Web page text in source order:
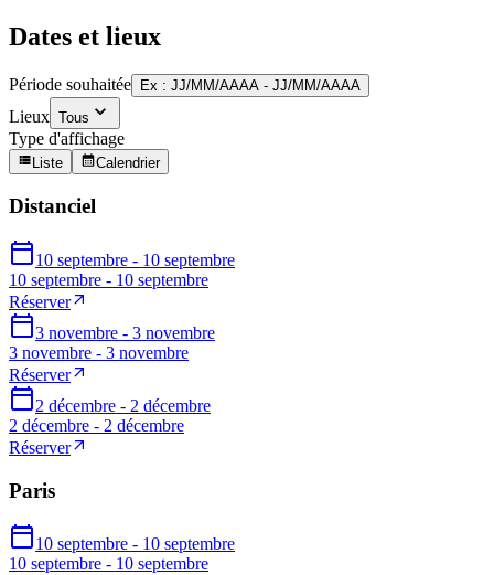
Dates et lieux
Période souhaitée Ex : JJ/MM/AAAA - JJ/MM/AAAA
Lieux Tous
Type d'affichage
Liste Calendrier
Distanciel
10 septembre - 10 septembre
10 septembre - 10 septembre
Réserver
3 novembre - 3 novembre
3 novembre - 3 novembre
Réserver
2 décembre - 2 décembre
2 décembre - 2 décembre
Réserver
Paris
10 septembre - 10 septembre
10 septembre - 10 septembre